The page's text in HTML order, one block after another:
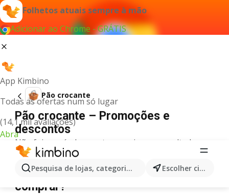
Folhetos atuais sempre à mão
Adicionar ao Chrome - GRÁTIS
App Kimbino
Todas as ofertas num só lugar
(14,1 mil avaliações)
Abra
Pesquisa de lojas, categorias,produtos... Escolher cidade
Pão crocante
Pão crocante – Promoções e
descontos
Não foi possível encontrar quaisquer resultados
para este termo.
Pão crocante em promoção - Onde
comprar?